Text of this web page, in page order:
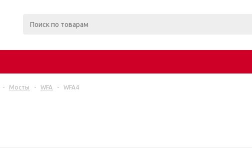
- Мосты - WFA - WFA4